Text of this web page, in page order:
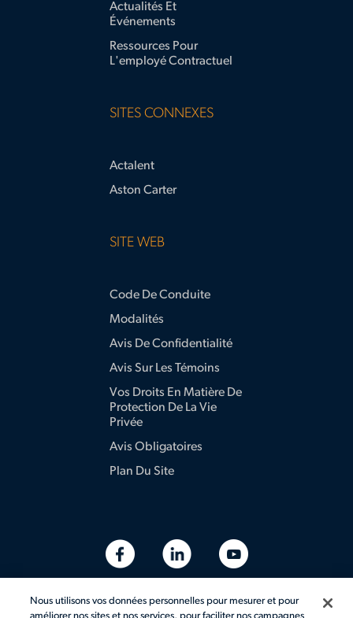
Actualités Et
Événements
Ressources Pour
L'employé Contractuel
SITES CONNEXES
Actalent
Aston Carter
SITE WEB
Code De Conduite
Modalités
Avis De Confidentialité
Avis Sur Les Témoins
Vos Droits En Matière De
Protection De La Vie
Privée
Avis Obligatoires
Plan Du Site
Nous utilisons vos données personnelles pour mesurer et pour